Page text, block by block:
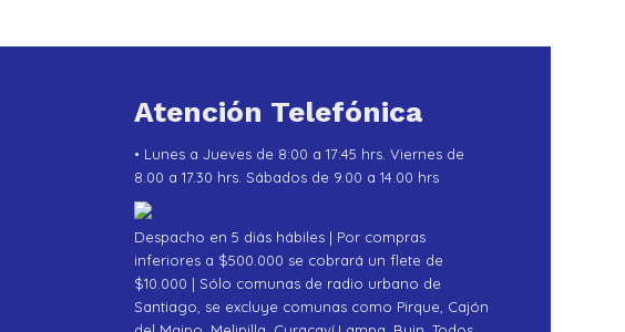
Atención Telefónica
• Lunes a Jueves de 8:00 a 17:45 hrs. Viernes de
8.00 a 17.30 hrs. Sábados de 9.00 a 14.00 hrs
Despacho en 5 diás hábiles | Por compras
inferiores a $500.000 se cobrará un flete de
$10.000 | Sólo comunas de radio urbano de
Santiago, se excluye comunas como Pirque, Cajón